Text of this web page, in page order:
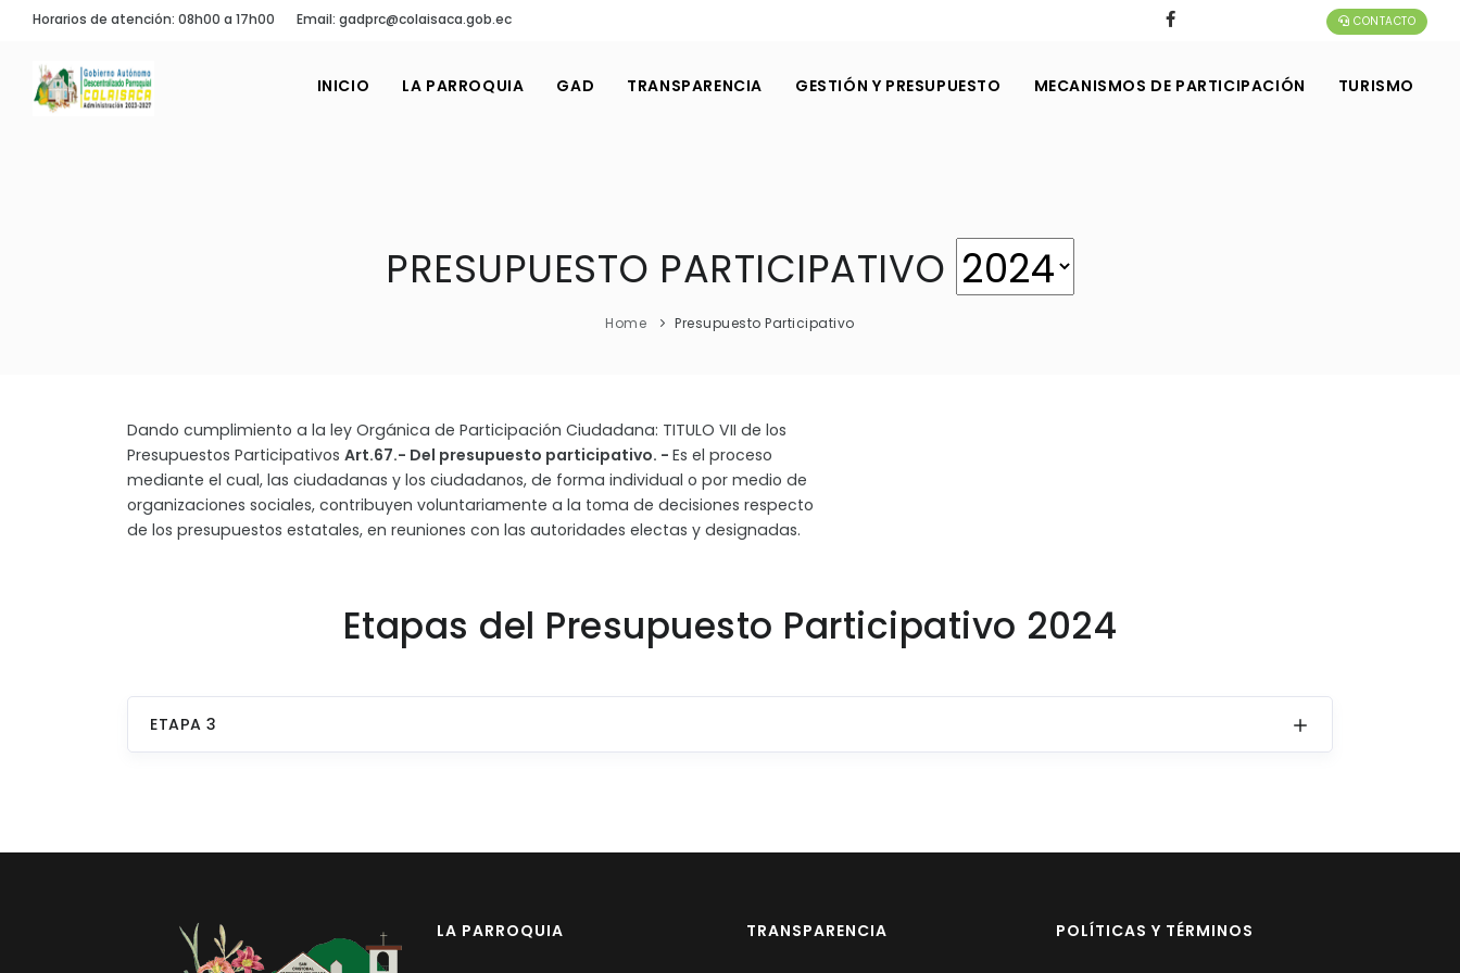
Horarios de atención: 08h00 a 17h00 Email: gadprc@colaisaca.gob.ec CONTACTO
INICIO LA PARROQUIA GAD TRANSPARENCIA GESTIÓN Y PRESUPUESTO MECANISMOS DE PARTICIPACIÓN TURISMO
PRESUPUESTO PARTICIPATIVO
Home Presupuesto Participativo
Dando cumplimiento a la ley Orgánica de Participación Ciudadana: TITULO VII de los
Presupuestos Participativos Art.67.- Del presupuesto participativo. - Es el proceso
mediante el cual, las ciudadanas y los ciudadanos, de forma individual o por medio de
organizaciones sociales, contribuyen voluntariamente a la toma de decisiones respecto
de los presupuestos estatales, en reuniones con las autoridades electas y designadas.
Etapas del Presupuesto Participativo 2024
ETAPA 3
LA PARROQUIA TRANSPARENCIA POLÍTICAS Y TÉRMINOS